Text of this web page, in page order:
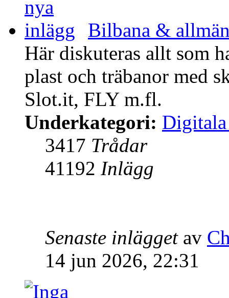
Bilbana &
Här diskuteras allt som
plast och träbanor med
Slot.it, FLY m.fl.
Underkategori:
3417 Trådar
41192 Inlägg
Senaste inläggetav
14 jun 2026, 22:31